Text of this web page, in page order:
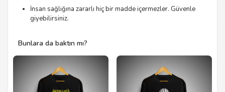
İnsan sağlığına zararlı hiç bir madde içermezler. Güvenle
giyebilirsiniz.
Bunlara da baktın mı?